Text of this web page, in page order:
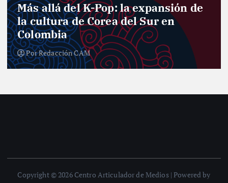
Más allá del K-Pop: la expansión de
la cultura de Corea del Sur en
Colombia
PorRedacción CAM
Copyright © 2026 Centro Articulador de Medios | Powered by